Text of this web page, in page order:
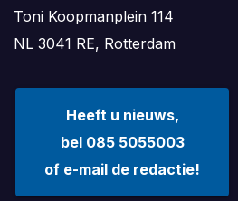
Toni Koopmanplein 114
NL 3041 RE, Rotterdam
Heeft u nieuws,
bel 085 5055003
of e-mail de redactie!